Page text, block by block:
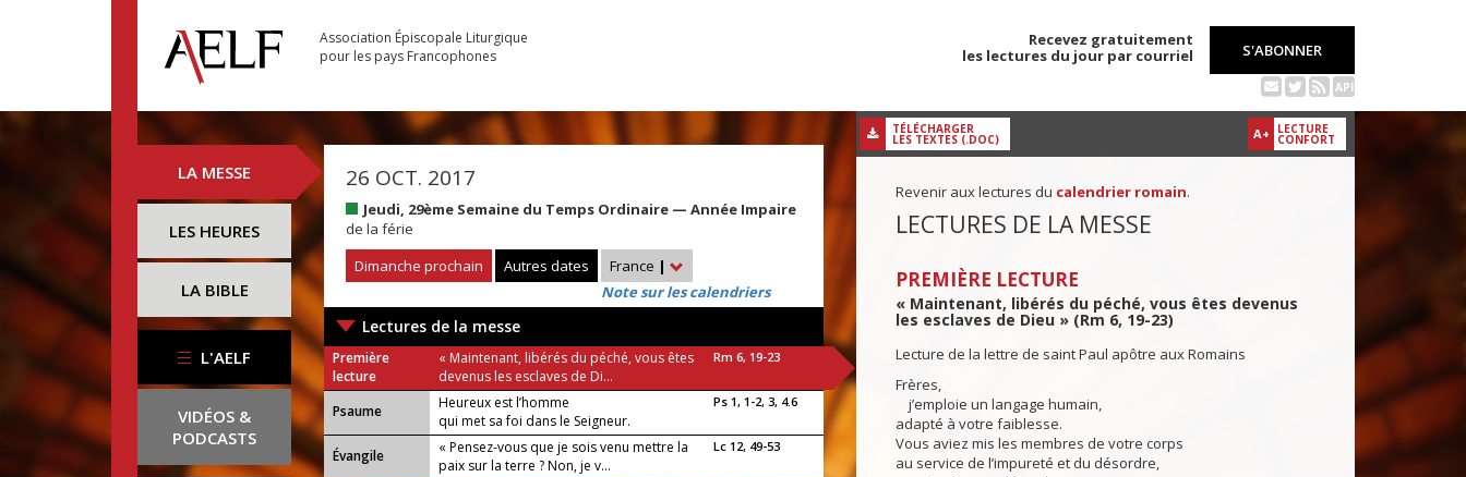
Association Épiscopale Liturgique
pour les pays Francophones
Recevez gratuitement
les lectures du jour par courriel
S'ABONNER
API
LA MESSE
LES HEURES
LA BIBLE
L'AELF
VIDÉOS &
PODCASTS
26 OCT. 2017
Jeudi, 29ème Semaine du Temps Ordinaire — Année Impaire
de la férie
Dimanche prochain
Autres dates France |
Note sur les calendriers
Lectures de la messe
Première
lecture
« Maintenant, libérés du péché, vous êtes
devenus les esclaves de Di...
Rm 6, 19-23
Psaume
Heureux est l’homme
qui met sa foi dans le Seigneur.
Ps 1, 1-2, 3, 4.6
Évangile
« Pensez-vous que je sois venu mettre la
paix sur la terre ? Non, je v...
Lc 12, 49-53
A+ LECTURE
CONFORT
TÉLÉCHARGER
LES TEXTES (.DOC)
Revenir aux lectures du calendrier romain.
LECTURES DE LA MESSE
PREMIÈRE LECTURE
« Maintenant, libérés du péché, vous êtes devenus
les esclaves de Dieu » (Rm 6, 19-23)
Lecture de la lettre de saint Paul apôtre aux Romains
Frères,
j’emploie un langage humain,
adapté à votre faiblesse.
Vous aviez mis les membres de votre corps
au service de l’impureté et du désordre,